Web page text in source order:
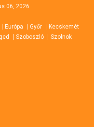
06, 2026
Európa Győr
Kecskemét
Szoboszló Szolnok